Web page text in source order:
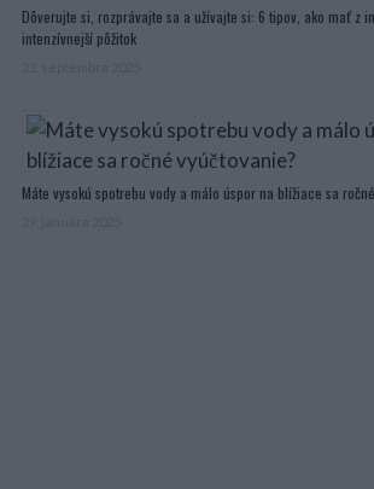
Dôverujte si, rozprávajte sa a užívajte si: 6 tipov, ako mať z
intenzívnejší pôžitok
Máte vysokú spotrebu vody a málo úspor na blížiace sa